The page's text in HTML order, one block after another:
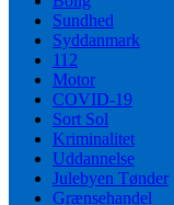
Sundhed
Syddanmark
112
Motor
COVID-19
Sort Sol
Kriminalitet
Uddannelse
Julebyen Tønder
Grænsehandel